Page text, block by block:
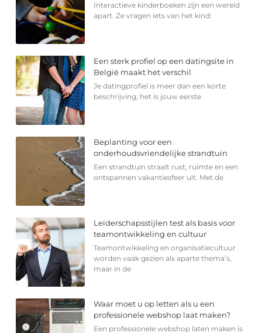
Interactieve kinderboeken zijn een wereld
apart. Ze vragen iets van het kind:
Een sterk profiel op een datingsite in
België maakt het verschil
Je datingprofiel is meer dan een korte
beschrijving; het is jouw eerste
Beplanting voor een
onderhoudsvriendelijke strandtuin
Een strandtuin straalt rust, ruimte en een
ontspannen vakantiesfeer uit. Met de
Leiderschapsstijlen test als basis voor
teamontwikkeling en cultuur
Teamontwikkeling en organisatiecultuur
worden vaak gezien als aparte thema’s,
maar in de
Waar moet u op letten als u een
professionele webshop laat maken?
Een professionele webshop laten maken is